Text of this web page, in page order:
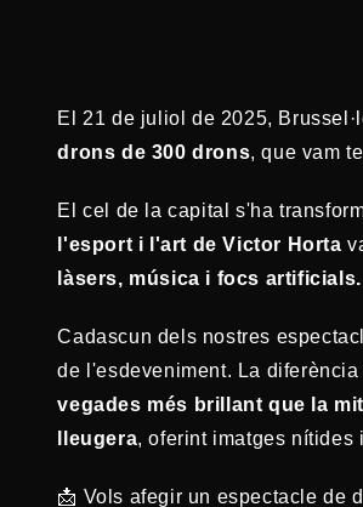
El 21 de juliol de 2025,
drons de 300 drons, que vam
El cel de la capital s'ha
l'esport i l'art de Victor Horta
làsers, música i focs artificials.
Cadascun dels nostres
de l'esdeveniment. La
vegades més brillant que la
lleugera, oferint imatges nítides
📩 Vols afegir un espectacle de